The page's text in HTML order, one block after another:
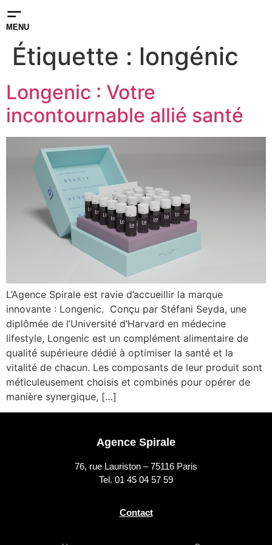
MENU
Étiquette : longénic
Longenic : Votre
incontournable allié santé
L’Agence Spirale est ravie d’accueillir la marque
innovante : Longenic. Conçu par Stéfani Seyda, une
diplômée de l’Université d’Harvard en médecine
lifestyle, Longenic est un complément alimentaire de
qualité supérieure dédié à optimiser la santé et la
vitalité de chacun. Les composants de leur produit sont
méticuleusement choisis et combinés pour opérer de
manière synergique, […]
Agence Spirale
76, rue Lauriston – 75116 Paris
Tel. 01 45 04 57 59
Contact